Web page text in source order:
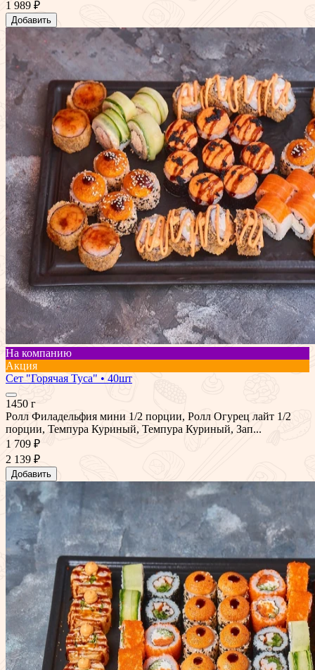
1 989 ₽
Добавить
На компанию
Акция
Сет "Горячая Туса" • 40шт
1450 г
Ролл Филадельфия мини 1/2 порции, Ролл Огурец лайт 1/2
порции, Темпура Куриный, Темпура Куриный, Зап...
1 709 ₽
2 139 ₽
Добавить